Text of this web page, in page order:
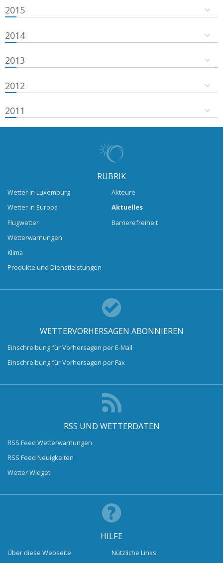
2015
2014
2013
2012
2011
RUBRIK
Wetter in Luxemburg
Wetter in Europa
Flugwetter
Wetterwarnungen
Klima
Produkte und Dienstleistungen
Akteure
Aktuelles
Barrierefreiheit
WETTERVORHERSAGEN ABONNIEREN
Einschreibung für Vorhersagen per E-Mail
Einschreibung für Vorhersagen per Fax
RSS UND WETTERDATEN
RSS Feed Wetterwarnungen
RSS Feed Neuigkeiten
Wetter Widget
HILFE
Über diese Webseite
Nützliche Links